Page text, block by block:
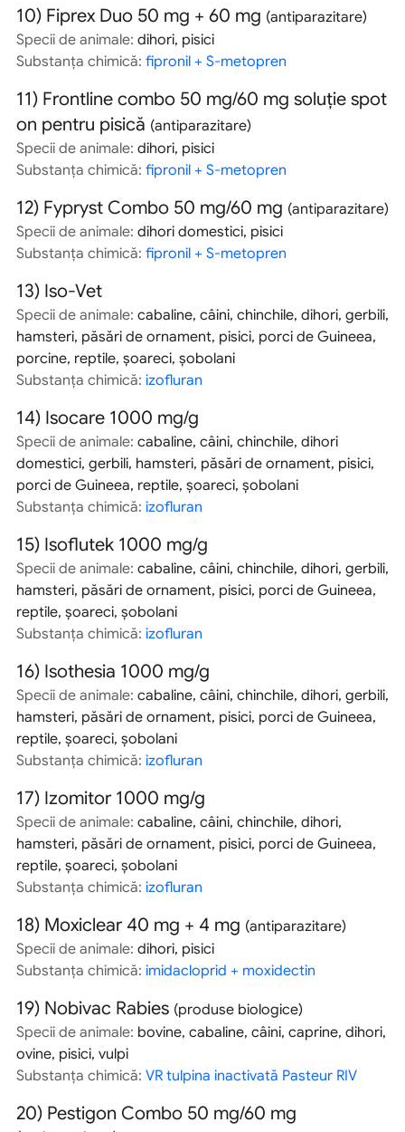
10) Fiprex Duo 50 mg + 60 mg (antiparazitare)
Specii de animale: dihori, pisici
Substanța chimică: fipronil + S-metopren
11) Frontline combo 50 mg/60 mg soluție spot
on pentru pisică (antiparazitare)
Specii de animale: dihori, pisici
Substanța chimică: fipronil + S-metopren
12) Fypryst Combo 50 mg/60 mg (antiparazitare)
Specii de animale: dihori domestici, pisici
Substanța chimică: fipronil + S-metopren
13) Iso-Vet
Specii de animale: cabaline, câini, chinchile, dihori, gerbili,
hamsteri, păsări de ornament, pisici, porci de Guineea,
porcine, reptile, şoareci, şobolani
Substanța chimică: izofluran
14) Isocare 1000 mg/g
Specii de animale: cabaline, câini, chinchile, dihori
domestici, gerbili, hamsteri, păsări de ornament, pisici,
porci de Guineea, reptile, şoareci, şobolani
Substanța chimică: izofluran
15) Isoflutek 1000 mg/g
Specii de animale: cabaline, câini, chinchile, dihori, gerbili,
hamsteri, păsări de ornament, pisici, porci de Guineea,
reptile, şoareci, şobolani
Substanța chimică: izofluran
16) Isothesia 1000 mg/g
Specii de animale: cabaline, câini, chinchile, dihori, gerbili,
hamsteri, păsări de ornament, pisici, porci de Guineea,
reptile, şoareci, şobolani
Substanța chimică: izofluran
17) Izomitor 1000 mg/g
Specii de animale: cabaline, câini, chinchile, dihori,
hamsteri, păsări de ornament, pisici, porci de Guineea,
reptile, şoareci, şobolani
Substanța chimică: izofluran
18) Moxiclear 40 mg + 4 mg (antiparazitare)
Specii de animale: dihori, pisici
Substanța chimică: imidacloprid + moxidectin
19) Nobivac Rabies (produse biologice)
Specii de animale: bovine, cabaline, câini, caprine, dihori,
ovine, pisici, vulpi
Substanța chimică: VR tulpina inactivată Pasteur RIV
20) Pestigon Combo 50 mg/60 mg